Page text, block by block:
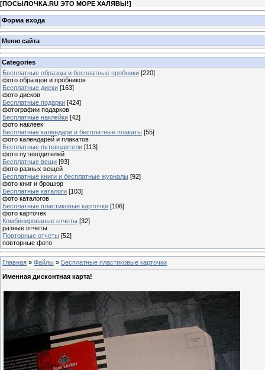
[ПОСЫЛОЧКА.RU ЭТО МОРЕ ХАЛЯВЫ!]
Форма входа
Меню сайта
Categories
Бесплатные образцы и бесплатные пробники [220]
фото образцов и пробников
Бесплатные диски [163]
фото дисков
Бесплатные подарки [424]
фотографии подарков
Бесплатные наклейки [42]
фото наклеек
Бесплатные календари и бесплатные плакаты [55]
фото календарей и плакатов
Бесплатные путеводители [113]
фото путеводителей
Бесплатные вещи [93]
фото разных вещей
Бесплатные книги и бесплатные журналы [92]
фото книг и брошюр
Бесплатные каталоги [103]
фото каталогов
Бесплатные пластиковые карточки [106]
фото карточек
Комбинированые отчеты [32]
разные отчеты
Повторные отчеты [52]
повторные фото
Главная » Файлы » Бесплатные пластиковые карточки
Именная дисконтная карта!